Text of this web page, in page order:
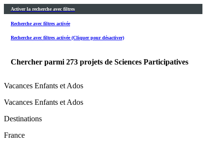
Activer la recherche avec filtres
Recherche avec filtres activée
Recherche avec filtres activée (Cliquer pour désactiver)
Chercher parmi 273 projets de Sciences Participatives
Vacances Enfants et Ados
Vacances Enfants et Ados
Destinations
France